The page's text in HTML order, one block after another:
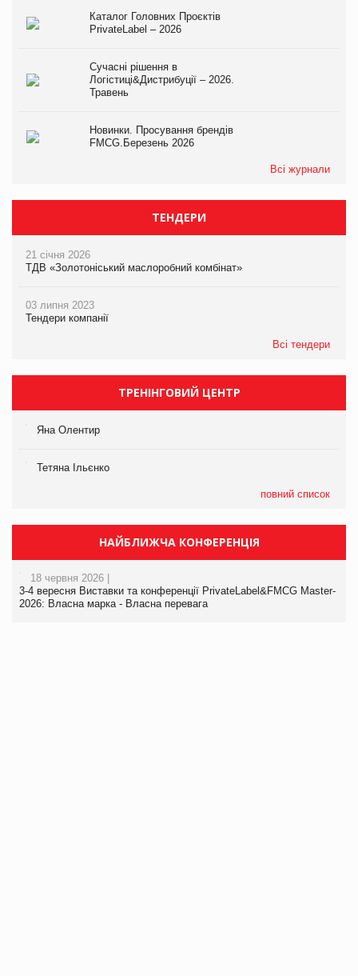
Каталог Головних Проєктів
PrivateLabel – 2026
Сучасні рішення в
Логістиці&Дистрибуції – 2026.
Травень
Новинки. Просування брендів
FMCG.Березень 2026
Всі журнали
ТЕНДЕРИ
21 січня 2026
ТДВ «Золотоніський маслоробний комбінат»
03 липня 2023
Тендери компанії
Всі тендери
ТРЕНІНГОВИЙ ЦЕНТР
Яна Олентир
Тетяна Ільєнко
повний список
НАЙБЛИЖЧА КОНФЕРЕНЦІЯ
18 червня 2026 |
3-4 вересня Виставки та конференції PrivateLabel&FMCG Master-
2026: Власна марка - Власна перевага